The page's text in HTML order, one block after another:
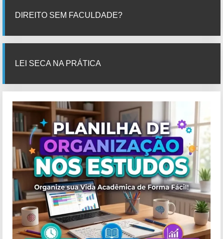
DIREITO SEM FACULDADE?
LEI SECA NA PRÁTICA